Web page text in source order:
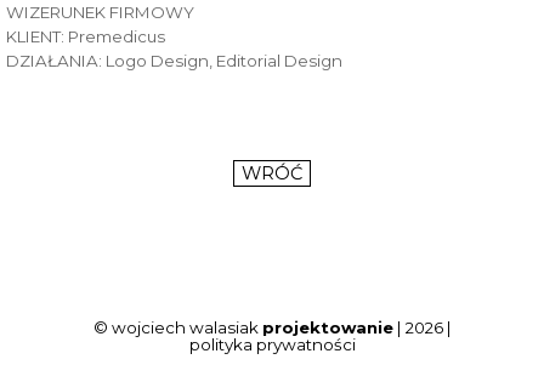
WIZERUNEK FIRMOWY
KLIENT: Premedicus
DZIAŁANIA: Logo Design, Editorial Design
WRÓĆ
© wojciech walasiak projektowanie| 2026 |
polityka prywatności